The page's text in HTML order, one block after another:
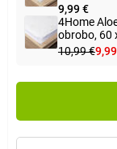
9,99 €
4Home
obrobo, 60
10,99 €